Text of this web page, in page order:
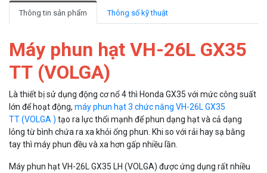
Thông tin sản phẩm Thông số kỹ thuật
Máy phun hạt VH-26L GX35
TT (VOLGA)
Là thiết bị sử dụng động cơ nổ 4 thì Honda GX35 với mức công suất
lớn để hoạt động, máy phun hạt 3 chức năng VH-26L GX35
TT (VOLGA ) tạo ra lực thổi mạnh để phun dạng hạt và cả dạng
lỏng từ bình chứa ra xa khỏi ống phun. Khi so với rải hay sạ bằng
tay thì máy phun đều và xa hơn gấp nhiều lần.
Máy phun hạt VH-26L GX35 LH (VOLGA) được ứng dụng rất nhiều